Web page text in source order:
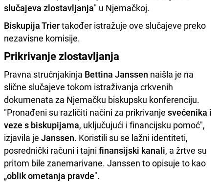
slučajeva zlostavljanja" u Njemačkoj.
Biskupija Triertakođer istražuje ove slučajeve preko
nezavisne komisije.
Prikrivanje zlostavljanja
Pravna stručnjakinja Bettina Janssen naišla je na
slične slučajeve tokom istraživanja crkvenih
dokumenata za Njemačku biskupsku konferenciju.
"Pronađeni su različiti načini za prikrivanje svećenika i
veze s biskupijama, uključujući i financijsku pomoć",
izjavila je Janssen. Koristili su se lažni identiteti,
posrednički računi i tajni finansijski kanali, a žrtve su
pritom bile zanemarivane. Janssen to opisuje to kao
„oblik ometanja pravde".